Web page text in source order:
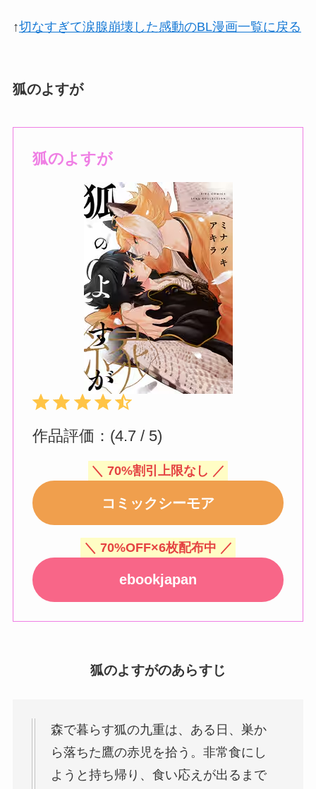
↑切なすぎて涙腺崩壊した感動のBL漫画一覧に戻る
狐のよすが
狐のよすが
⭐⭐⭐⭐⭐ 評価 :4.5/5。
作品評価：(4.7 / 5)
＼ 70%割引上限なし ／
コミックシーモア
＼ 70%OFF×6枚配布中 ／
ebookjapan
狐のよすがのあらすじ
森で暮らす狐の九重は、ある日、巣か
ら落ちた鷹の赤児を拾う。非常食にし
ようと持ち帰り、食い応えが出るまで